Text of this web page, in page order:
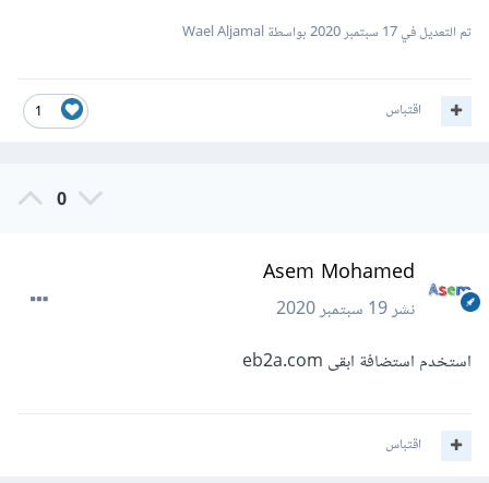
تم التعديل في17 سبتمبر 2020 بواسطة Wael Aljamal
1 اقتباس
0
Asem Mohamed
نشر19 سبتمبر 2020
استخدم استضافة ابقى eb2a.com
اقتباس